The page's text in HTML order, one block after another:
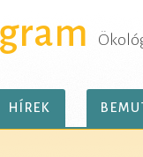
HÍREK